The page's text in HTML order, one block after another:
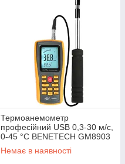
Термоанемометр
професійний USB 0,3-30 м/с,
0-45 °C BENETECH GM8903
Немає в наявності